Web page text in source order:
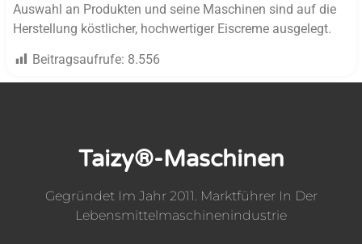
Auswahl an Produkten und seine Maschinen sind auf die
Herstellung köstlicher, hochwertiger Eiscreme ausgelegt.
Beitragsaufrufe: 8.556
Taizy®-Maschinen
Gegründet Im Jahr 2011. Marktführer In Der
Lebensmittelmaschinenindustrie